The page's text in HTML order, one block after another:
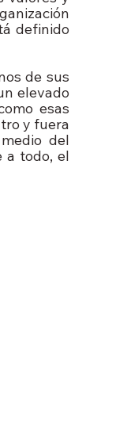
definido
de sus
elevado
esas
y fuera
del
a todo, el